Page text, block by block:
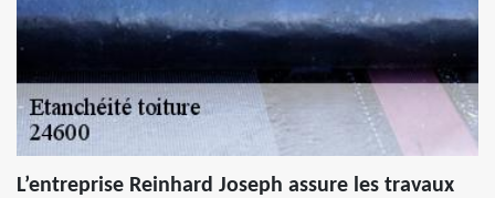
L’entreprise Reinhard Joseph assure les travaux